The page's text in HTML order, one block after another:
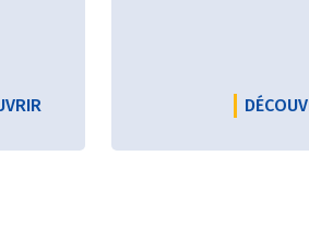
DE NOS PRODUCTEURS ! 🥖
LE PRODUCTEUR DES